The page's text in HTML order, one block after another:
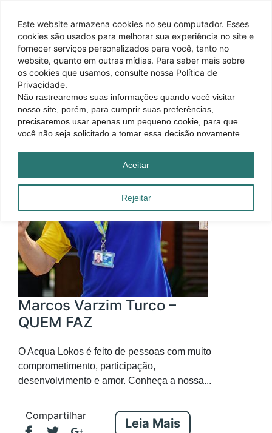
Este website armazena cookies no seu computador. Esses
cookies são usados ​​para melhorar sua experiência no site e
fornecer serviços personalizados para você, tanto no
website, quanto em outras mídias. Para saber mais sobre
os cookies que usamos, consulte nossa Política de
Privacidade.
Não rastrearemos suas informações quando você visitar
nosso site, porém, para cumprir suas preferências,
precisaremos usar apenas um pequeno cookie, para que
você não seja solicitado a tomar essa decisão novamente.
Rejeitar
Aceitar
Marcos Varzim Turco –
QUEM FAZ
O Acqua Lokos é feito de pessoas com muito
comprometimento, participação,
desenvolvimento e amor. Conheça a nossa...
Compartilhar
Leia Mais